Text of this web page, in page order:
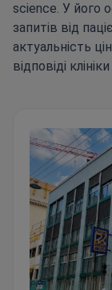
science. У його
запитів від
актуальність
відповіді